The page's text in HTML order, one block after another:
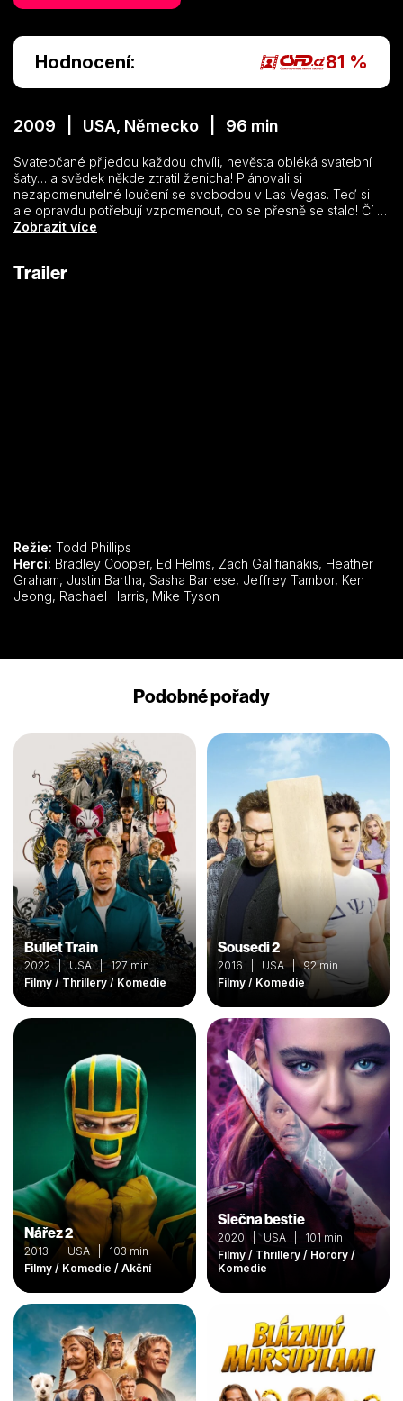
Hodnocení: 81 %
2009 | USA, Německo | 96 min
Svatebčané přijedou každou chvíli, nevěsta obléká svatební
šaty… a svědek někde ztratil ženicha! Plánovali si
nezapomenutelné loučení se svobodou v Las Vegas. Teď si
ale opravdu potřebují vzpomenout, co se přesně se stalo! Čí je
to dítě v šatně jejich apartmá v Caesars Palace? Jak se dostal
se svobodou, bledne ve srovnání s tím, co musejí vyřešit za
Zobrazit více
Trailer
Režie: Todd Phillips
Herci:
Graham, Justin Bartha, Sasha Barrese, Jeffrey Tambor, Ken
Jeong, Rachael Harris, Mike Tyson
Podobné pořady
Bullet Train
2022 | USA | 127 min
Filmy / Thrillery / Komedie
Sousedi 2
2016 | USA | 92 min
Filmy / Komedie
Nářez 2
2013 | USA | 103 min
Filmy / Komedie / Akční
Slečna bestie
2020 | USA | 101 min
Filmy / Thrillery / Horory /
Komedie